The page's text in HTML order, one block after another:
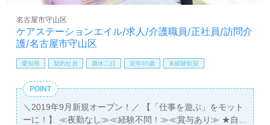
ケアステーションエイル/求人/介護職員/正社員/訪問介
護/名古屋市守山区
名古屋市守山区
愛知県 契約社員 週休二日 定年65歳 未経験歓迎
POINT
＼2019年9月新規オープン！／ 【「仕事を遊ぶ」をモット
ーに！】 ≪夜勤なし≫≪経験不問！≫≪賞与あり≫ ★自